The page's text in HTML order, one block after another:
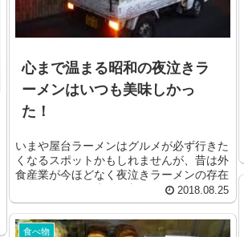
心まで温まる昭和の夜泣きラ
ーメンはいつも美味しかっ
た！
いまや屋台ラーメンはグルメが必ず行きた
くなるスポットかもしれませんが、昔は外
食産業が今ほどなく夜泣きラーメンの存在
はちょっとした生活の刺激。... 2018.08.25
食べ物